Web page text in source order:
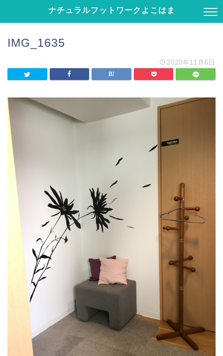
ナチュラルフットワークよこはま
IMG_1635
2020年11月6日